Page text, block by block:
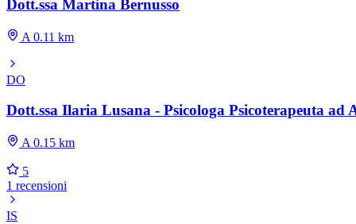
Dott.ssa Martina Bernusso
A 0.11 km
DO
Dott.ssa Ilaria Lusana - Psicologa Psicoterapeuta ad
A 0.15 km
5
1 recensioni
IS